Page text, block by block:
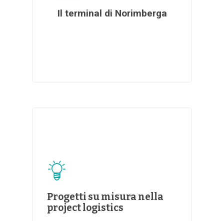
Il terminal di Norimberga
Progetti su misura nella
project logistics